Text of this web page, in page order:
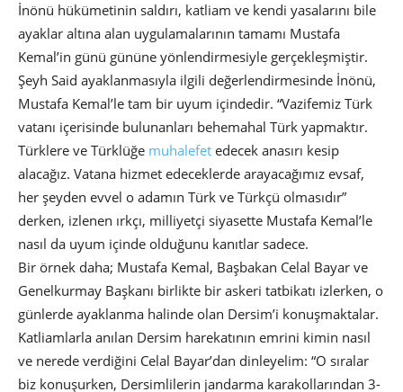
İnönü hükümetinin saldırı, katliam ve kendi yasalarını bile
ayaklar altına alan uygulamalarının tamamı Mustafa
Kemal’in günü gününe yönlendirmesiyle gerçekleşmiştir.
Şeyh Said ayaklanmasıyla ilgili değerlendirmesinde İnönü,
Mustafa Kemal’le tam bir uyum içindedir. “Vazifemiz Türk
vatanı içerisinde bulunanları behemahal Türk yapmaktır.
Türklere ve Türklüğe muhalefet edecek anasırı kesip
alacağız. Vatana hizmet edeceklerde arayacağımız evsaf,
her şeyden evvel o adamın Türk ve Türkçü olmasıdır”
derken, izlenen ırkçı, milliyetçi siyasette Mustafa Kemal’le
nasıl da uyum içinde olduğunu kanıtlar sadece.
Bir örnek daha; Mustafa Kemal, Başbakan Celal Bayar ve
Genelkurmay Başkanı birlikte bir askeri tatbikatı izlerken, o
günlerde ayaklanma halinde olan Dersim’i konuşmaktalar.
Katliamlarla anılan Dersim harekatının emrini kimin nasıl
ve nerede verdiğini Celal Bayar’dan dinleyelim: “O sıralar
biz konuşurken, Dersimlilerin jandarma karakollarından 3-